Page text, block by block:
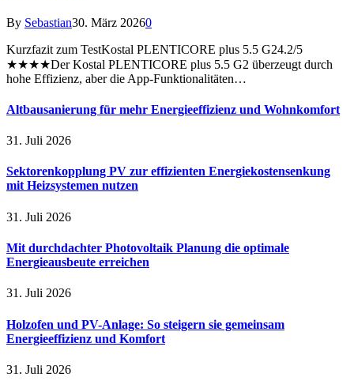
By Sebastian30. März 20260
Kurzfazit zum TestKostal PLENTICORE plus 5.5 G24.2/5
★★★★Der Kostal PLENTICORE plus 5.5 G2 überzeugt durch
hohe Effizienz, aber die App-Funktionalitäten…
Altbausanierung für mehr Energieeffizienz und Wohnkomfort
31. Juli 2026
Sektorenkopplung PV zur effizienten Energiekostensenkung
mit Heizsystemen nutzen
31. Juli 2026
Mit durchdachter Photovoltaik Planung die optimale
Energieausbeute erreichen
31. Juli 2026
Holzofen und PV-Anlage: So steigern sie gemeinsam
Energieeffizienz und Komfort
31. Juli 2026